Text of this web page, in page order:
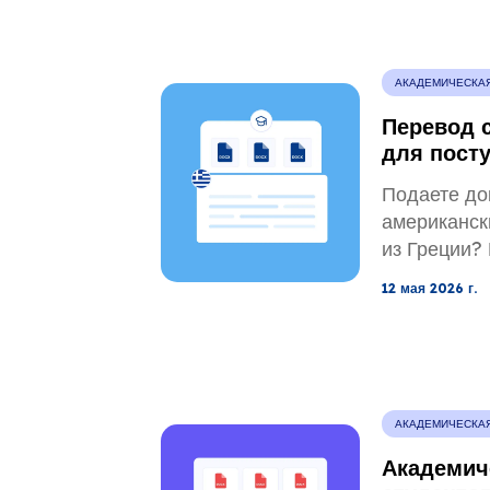
Службу
прием в
Перевод
для
Подаете
из
12 мая 2026 г.